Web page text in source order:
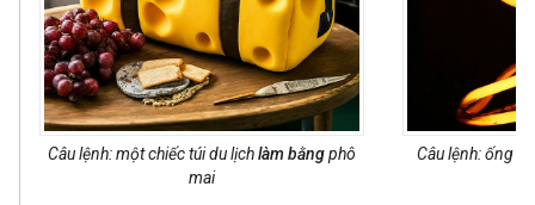
Câu lệnh: một chiếc túi du lịchlàm bằngphô
mai
Câu lệnh: ống